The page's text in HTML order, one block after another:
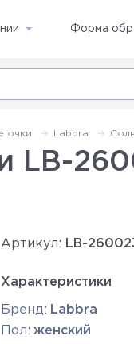
Форма
очки Labbra
LB-
Артикул: LB-
Характеристики
Бренд: Labbra
Пол: женский